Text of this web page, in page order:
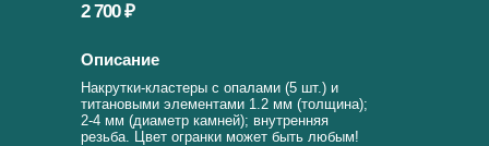
Описание
Накрутки-кластеры с опалами (5 шт.) и
титановыми элементами 1.2 мм (толщина);
2-4 мм (диаметр камней); внутренняя
резьба. Цвет огранки может быть любым!
2 700 ₽